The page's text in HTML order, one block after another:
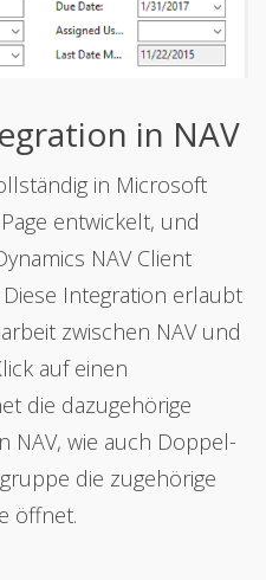
in NAV
in Microsoft
entwickelt, und
NAV Client
Integration erlaubt
zwischen NAV und
auf einen
die dazugehörige
NAV, wie auch Doppel-
die zugehörige
öffnet.